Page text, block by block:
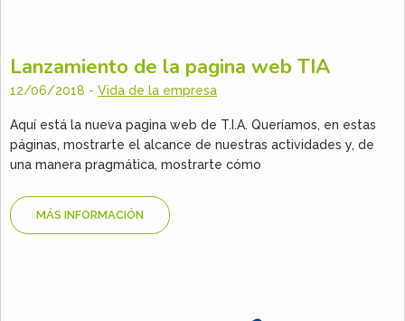
Lanzamiento de la pagina web TIA
12/06/2018 - Vida de la empresa
Aquí está la nueva pagina web de T.I.A. Queríamos, en estas
páginas, mostrarte el alcance de nuestras actividades y, de
una manera pragmática, mostrarte cómo
MÁS INFORMACIÓN